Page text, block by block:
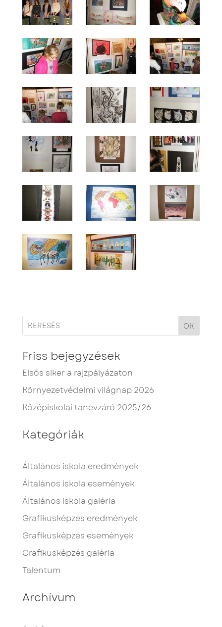
OK
Friss bejegyzések
Elsős siker a rajzpályázaton
Környezetvédelmi világnap 2026
Középiskolai tanévzáró 2025/26
Kategóriák
Általános iskola eredmények
Általános iskola események
Általános iskola galéria
Grafikusképzés eredmények
Grafikusképzés események
Grafikusképzés galéria
Talentum
Archívum